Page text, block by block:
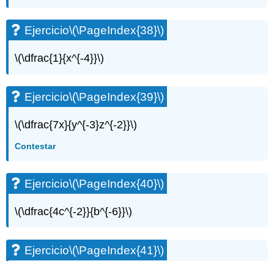
Ejercicio\(\PageIndex{38}\)
\(\dfrac{1}{x^{-4}}\)
Ejercicio\(\PageIndex{39}\)
\(\dfrac{7x}{y^{-3}z^{-2}}\)
Contestar
Ejercicio\(\PageIndex{40}\)
\(\dfrac{4c^{-2}}{b^{-6}}\)
Ejercicio\(\PageIndex{41}\)